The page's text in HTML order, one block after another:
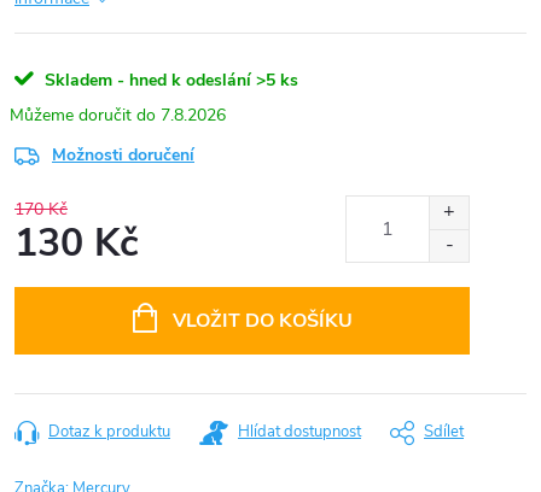
Skladem - hned k odeslání >5 ks
7.8.2026
Možnosti doručení
170 Kč
130 Kč
VLOŽIT DO KOŠÍKU
Dotaz k produktu Hlídat dostupnost Sdílet